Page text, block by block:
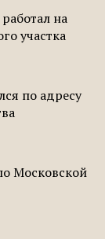
на
участка
по адресу
Московской